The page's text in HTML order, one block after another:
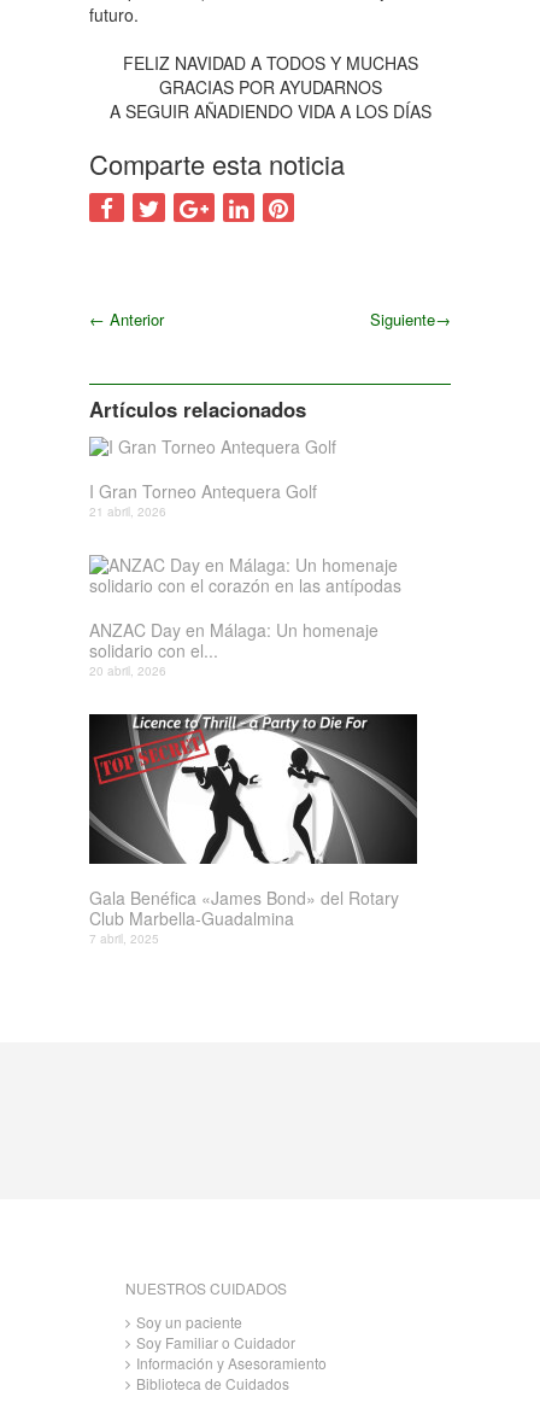
futuro.
FELIZ NAVIDAD A TODOS Y MUCHAS
GRACIAS POR AYUDARNOS
A SEGUIR AÑADIENDO VIDA A LOS DÍAS
Comparte esta noticia
← Anterior Siguiente→
Artículos relacionados
I Gran Torneo Antequera Golf
21 abril, 2026
ANZAC Day en Málaga: Un homenaje
solidario con el...
20 abril, 2026
Gala Benéfica «James Bond» del Rotary
Club Marbella-Guadalmina
7 abril, 2025
NUESTROS CUIDADOS
Soy un paciente
Soy Familiar o Cuidador
Información y Asesoramiento
Biblioteca de Cuidados